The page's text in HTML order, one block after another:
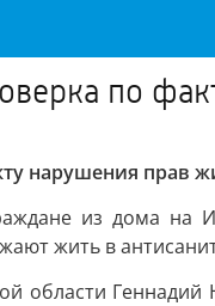
по
нарушения прав
из дома на
жить в
области